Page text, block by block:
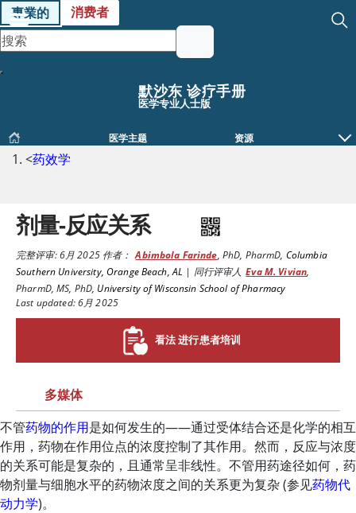
專業的 消费者
默沙东 诊疗手册
医学专业人士版
医学主题 资源
<药效学
剂量-反应关系
完整评审:6月 2025作者： Abimbola Farinde, PhD, PharmD, Columbia
Southern University, Orange Beach, AL | 同行评审人 Eva M. Vivian,
PharmD, MS, PhD, University of Wisconsin School of Pharmacy
Last updated: 6月 2025
看法 进行患者培训
多媒体
不管药物的作用是如何发生的――通过受体结合还是化学的相互
作用，药物在作用位点的浓度控制了其作用。然而，反应与浓度
的关系可能是复杂的，且通常呈非线性。不管用药途径如何，药
物剂量与细胞水平的药物浓度之间的关系更为复杂 (参见药物代
动力学)。